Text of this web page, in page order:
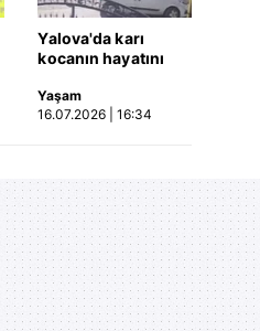
Yalova'da karı
kocanın hayatını
motosiklet kazası
saniye saniye
Yaşam
16.07.2026 | 16:34